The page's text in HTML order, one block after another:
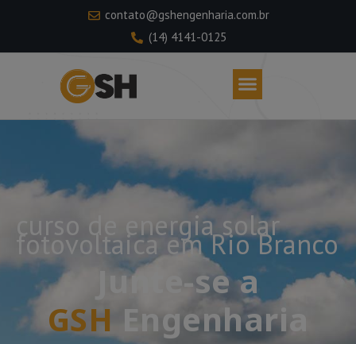
contato@gshengenharia.com.br
(14) 4141-0125
curso de energia solar
fotovoltaica em Rio Branco
Junte-se a
GSH Engenharia